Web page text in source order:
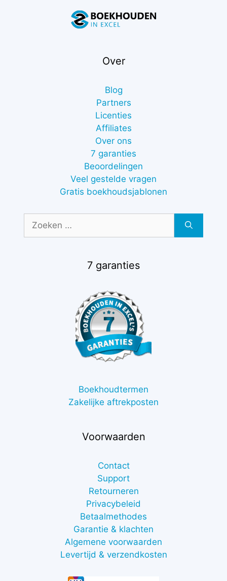
Over
Blog
Partners
Licenties
Affiliates
Over ons
7 garanties
Beoordelingen
Veel gestelde vragen
Gratis boekhoudsjablonen
naar:
7 garanties
Boekhoudtermen
Zakelijke aftrekposten
Voorwaarden
Contact
Support
Retourneren
Privacybeleid
Betaalmethodes
Garantie & klachten
Algemene voorwaarden
Levertijd & verzendkosten